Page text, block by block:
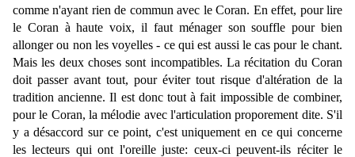
comme n'ayant rien de commun avec le Coran. En effet, pour lire
le Coran à haute voix, il faut ménager son souffle pour bien
allonger ou non les voyelles - ce qui est aussi le cas pour le chant.
Mais les deux choses sont incompatibles. La récitation du Coran
doit passer avant tout, pour éviter tout risque d'altération de la
tradition ancienne. Il est donc tout à fait impossible de combiner,
pour le Coran, la mélodie avec l'articulation proporement dite. S'il
y a désaccord sur ce point, c'est uniquement en ce qui concerne
les lecteurs qui ont l'oreille juste: ceux-ci peuvent-ils réciter le